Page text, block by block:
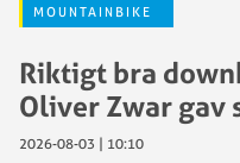
MOUNTAINBIKE
Riktigt bra
Oliver Zwar gav
2026-08-03 | 10:10